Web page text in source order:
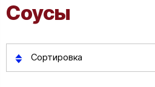
Соусы
Сортировка